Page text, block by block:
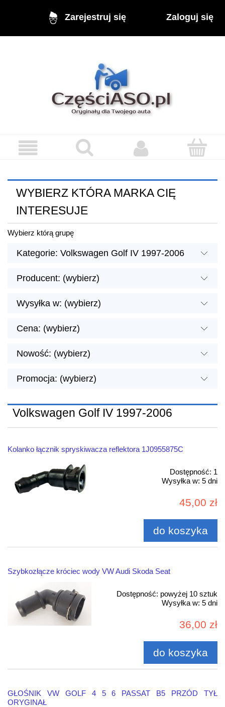
Zarejestruj się Zaloguj się
WYBIERZ KTÓRA MARKA CIĘ
INTERESUJE
Wybierz którą grupę
Kategorie: Volkswagen Golf IV 1997-2006
Producent: (wybierz)
Wysyłka w: (wybierz)
Cena: (wybierz)
Nowość: (wybierz)
Promocja: (wybierz)
Volkswagen Golf IV 1997-2006
Kolanko łącznik spryskiwacza reflektora 1J0955875C
Dostępność: 1
Wysyłka w: 5 dni
45,00 zł
do koszyka
Szybkozłącze króciec wody VW Audi Skoda Seat
Dostępność: powyżej 10 sztuk
Wysyłka w: 5 dni
36,00 zł
do koszyka
GŁOŚNIK VW GOLF 4 5 6 PASSAT B5 PRZÓD TYŁ
ORYGINAŁ